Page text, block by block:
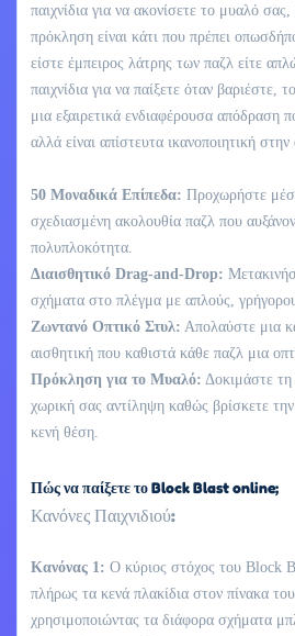
παιχνίδια για να ακονίσετε το μυαλό
πρόκληση είναι κάτι που πρέπει
είστε έμπειρος λάτρης των παζλ είτε
παιχνίδια για να παίξετε όταν βαριέστε,
μια εξαιρετικά ενδιαφέρουσα απόδραση
αλλά είναι απίστευτα ικανοποιητική
50 Μοναδικά Επίπεδα: Προχωρήστε
σχεδιασμένη ακολουθία παζλ που
πολυπλοκότητα.
Διαισθητικό Drag-and-Drop:
σχήματα στο πλέγμα με απλούς,
Ζωντανό Οπτικό Στυλ: Απολαύστε μια
αισθητική που καθιστά κάθε παζλ μια
Πρόκληση για το Μυαλό: Δοκιμάστε
χωρική σας αντίληψη καθώς βρίσκετε
κενή θέση.
Πώς να παίξετε το Block Blast online;
Κανόνες Παιχνιδιού:
Κανόνας 1: Ο κύριος στόχος του Block
πλήρως τα κενά πλακίδια στον πίνακα του
χρησιμοποιώντας τα διάφορα σχήματα